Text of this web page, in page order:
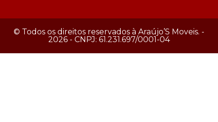
© Todos os direitos reservados à Araújo’S Moveis. -
2026 - CNPJ: 61.231.697/0001-04